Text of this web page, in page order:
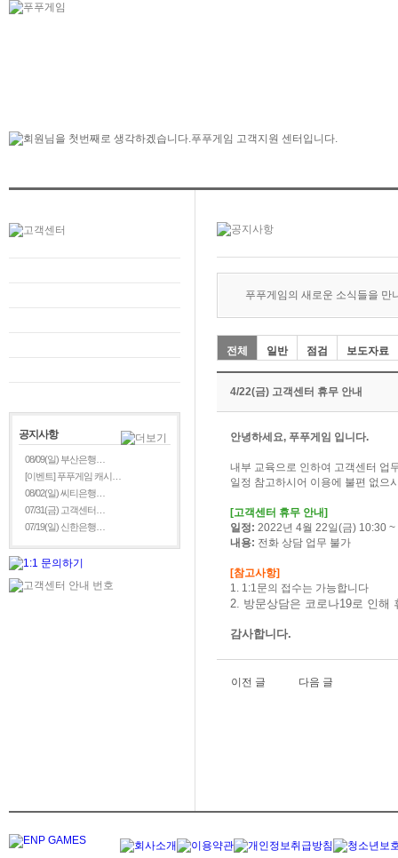
공지사항
08/09(일) 부산은행…
[이벤트] 푸푸게임 캐시…
08/02(일) 씨티은행…
07/31(금) 고객센터…
07/19(일) 신한은행…
푸푸게임의 새로운 소식들을 만
전체 일반 점검 보도자료
4/22(금) 고객센터 휴무 안내
안녕하세요, 푸푸게임 입니다.
내부 교육으로 인하여 고객센터 업
일정 참고하시어 이용에 불편 없으
[고객센터 휴무 안내]
일정: 2022년 4월 22일(금) 10:30 ~
내용: 전화 상담 업무 불가
[참고사항]
1. 1:1문의 접수는 가능합니다
2. 방문상담은 코로나19로 인해
감사합니다.
이전 글 다음 글